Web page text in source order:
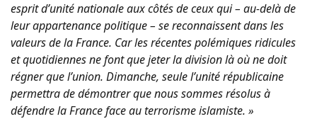
esprit d’unité nationale aux côtés de ceux qui – au-delà de
leur appartenance politique – se reconnaissent dans les
valeurs de la France. Car les récentes polémiques ridicules
et quotidiennes ne font que jeter la division là où ne doit
régner que l’union. Dimanche, seule l’unité républicaine
permettra de démontrer que nous sommes résolus à
défendre la France face au terrorisme islamiste. »